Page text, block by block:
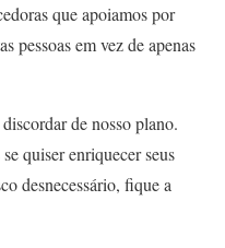
que apoiamos por
pessoas em vez de apenas
de nosso plano.
quiser enriquecer seus
desnecessário, fique a